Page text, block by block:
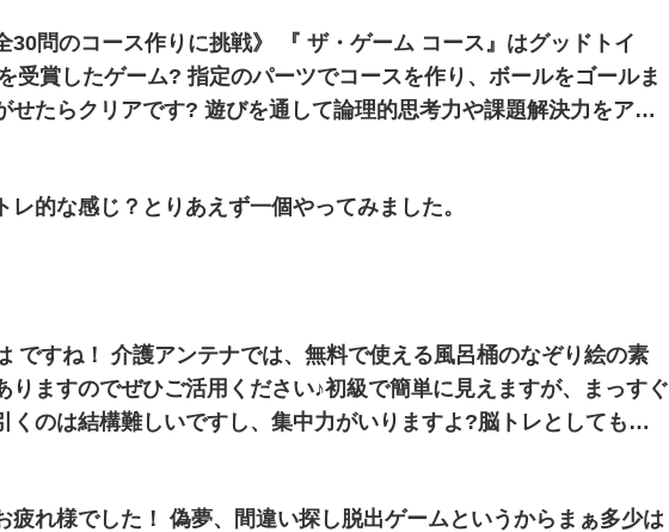
コース作りに挑戦》 『 ザ・ゲーム コース』はグッドトイ
受賞したゲーム? 指定のパーツでコースを作り、ボールをゴールま
アです? 遊びを通して論理的思考力や課題解決力をアッ
レ的な感じ？とりあえず一個やってみました。
り絵の素
りますのでぜひご活用ください♪初級で簡単に見えますが、まっすぐ
くのは結構難しいですし、集中力がいりますよ?脳トレとしてもお
疲れ様でした！ 偽夢、間違い探し脱出ゲームというからまぁ多少は